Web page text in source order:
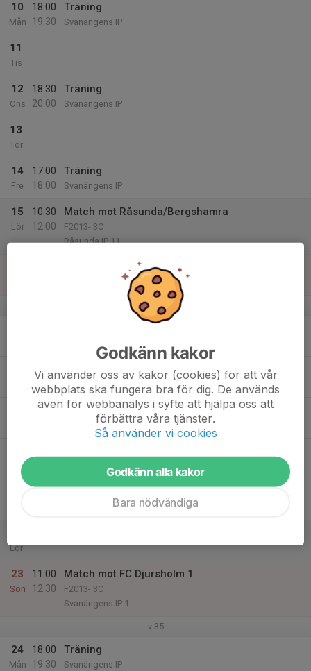
10
Mån
18:00
19:30
Träning
Svanängens IP
11
Tis
12
Ons
18:30
20:00
Träning
Svanängens IP
13
Tor
14
Fre
17:00
18:00
Träning
Svanängens IP
15
Lör
10:30
12:00
Match mot Råsunda/Bergshamra
F2013- 3C
Råsunda IP 11
v.34
18:30
Träning
Svanängens IP
Tor
Svanängens IP
Lör
23
Sön
11:00
12:30
Match mot FC Djursholm 1
F2013- 3C
Svanängens IP 1
v.35
24
Mån
18:00
19:30
Träning
Svanängens IP
Godkänn kakor
Vi använder oss av kakor (cookies) för att vår
webbplats ska fungera bra för dig. De används
även för webbanalys i syfte att hjälpa oss att
förbättra våra tjänster.
Så använder vi cookies
Godkänn alla kakor
Bara nödvändiga